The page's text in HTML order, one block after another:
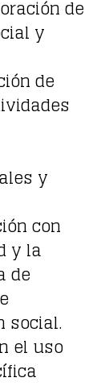
de
y
de
y
con
y la
de
social.
el uso